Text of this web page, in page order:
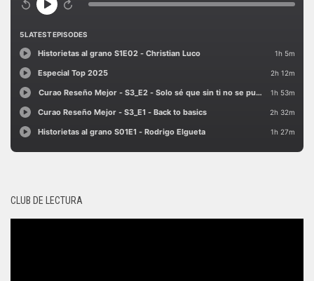
CLUB DE LECTURA